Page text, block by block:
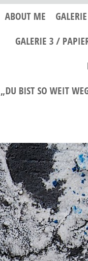
ABOUT ME
GALERIE 3 /
BIST SO WEIT